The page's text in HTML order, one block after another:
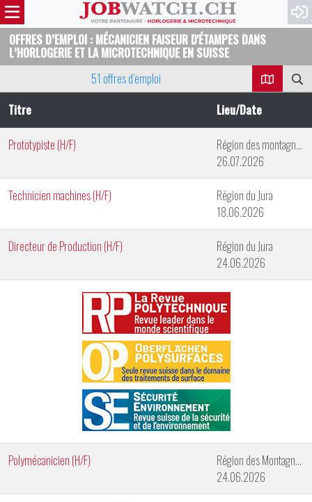
OFFRES D’EMPLOI : MÉCANICIEN FAISEUR D'ÉTAMPES DANS
L’HORLOGERIE ET LA MICROTECHNIQUE EN SUISSE
51 offres d’emploi
Titre
Lieu/Date
Prototypiste (H/F)
Région des montagnes neuchâteloises
26.07.2026
Technicien machines (H/F)
Région du Jura
18.06.2026
Directeur de Production (H/F)
Région du Jura
24.06.2026
Polymécanicien (H/F)
Région des Montagnes neuchâteloises
24.06.2026